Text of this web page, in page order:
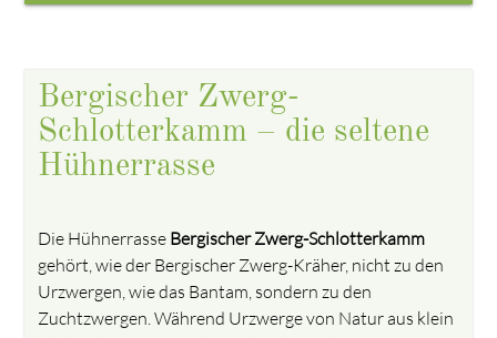
Bergischer Zwerg-
Schlotterkamm – die seltene
Hühnerrasse
Die Hühnerrasse Bergischer Zwerg-Schlotterkamm
gehört, wie der Bergischer Zwerg-Kräher, nicht zu den
Urzwergen, wie das Bantam, sondern zu den
Zuchtzwergen. Während Urzwerge von Natur aus klein